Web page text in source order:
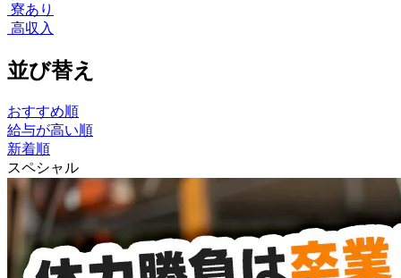
寮あり
高収入
並び替え
おすすめ順
給与が高い順
新着順
スペシャル